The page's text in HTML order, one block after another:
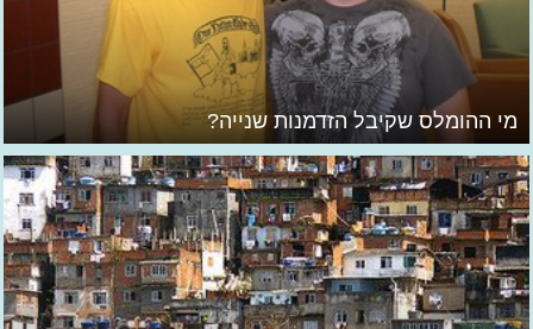
מי ההומלס שקיבל הזדמנות שנייה?